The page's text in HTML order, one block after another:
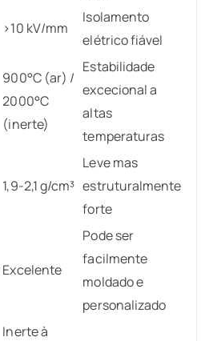
>10 kV/mm
Isolamento
elétrico fiável
900°C (ar) /
2000°C
(inerte)
Estabilidade
excecional a
altas
temperaturas
1,9-2,1 g/cm³
Leve mas
estruturalmente
forte
Excelente
Pode ser
facilmente
moldado e
personalizado
Inerte à